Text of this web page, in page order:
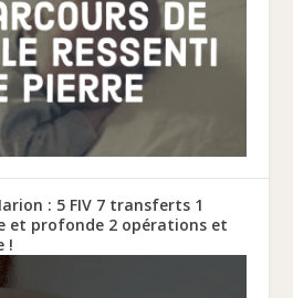
: 5 FIV 7 transferts 1
et profonde 2 opérations et
!